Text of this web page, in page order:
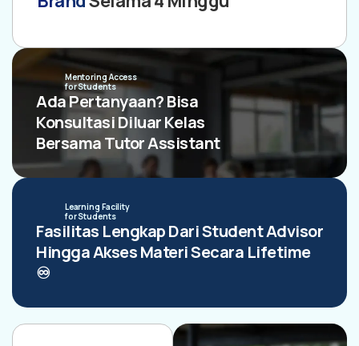
Mentoring Access
for Students
Ada Pertanyaan? Bisa
Konsultasi Diluar Kelas
Bersama Tutor Assistant
Learning Facility
for Students
Fasilitas Lengkap Dari Student Advisor
Hingga Akses Materi Secara Lifetime
♾️